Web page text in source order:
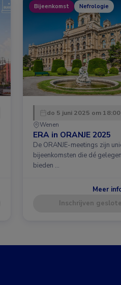
Bijeenkomst Nefrologie
do 5 juni 2025 om
Wenen
ERA in ORANJE 2025
De ORANJE-meetings zijn
bijeenkomsten die dé
bieden …
Meer
Inschrijven